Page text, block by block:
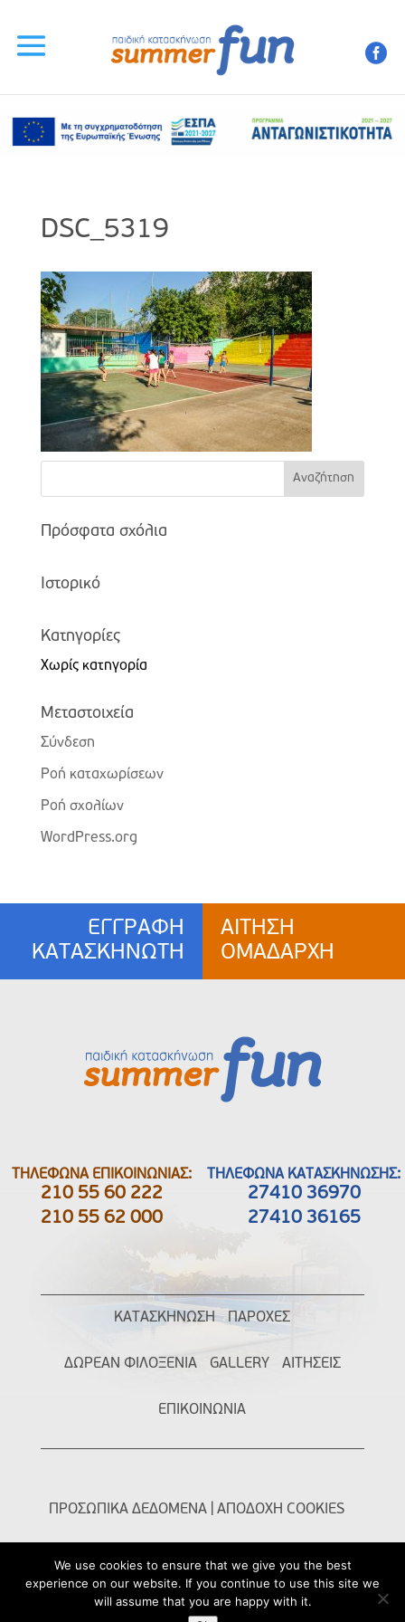
DSC_5319
Πρόσφατα σχόλια
Ιστορικό
Kατηγορίες
Χωρίς κατηγορία
Μεταστοιχεία
Σύνδεση
Ροή καταχωρίσεων
Ροή σχολίων
WordPress.org
ΕΓΓΡΑΦΗ
ΚΑΤΑΣΚΗΝΩΤΗ
ΑΙΤΗΣΗ
ΟΜΑΔΑΡΧΗ
ΤΗΛΕΦΩΝΑ ΕΠΙΚΟΙΝΩΝΙΑΣ:
210 55 60 222
210 55 62 000
ΤΗΛΕΦΩΝΑ ΚΑΤΑΣΚΗΝΩΣΗΣ:
27410 36970
27410 36165
ΚΑΤΑΣΚΗΝΩΣΗ ΠΑΡΟΧΕΣ
ΔΩΡΕΑΝ ΦΙΛΟΞΕΝΙΑ GALLERY ΑΙΤΗΣΕΙΣ
ΕΠΙΚΟΙΝΩΝΙΑ
ΠΡΟΣΩΠΙΚΑ ΔΕΔΟΜΕΝΑ ΑΠΟΔΟΧΗ COOKIES
We use cookies to ensure that we give you the best
experience on our website. If you continue to use this site we
will assume that you are happy with it.